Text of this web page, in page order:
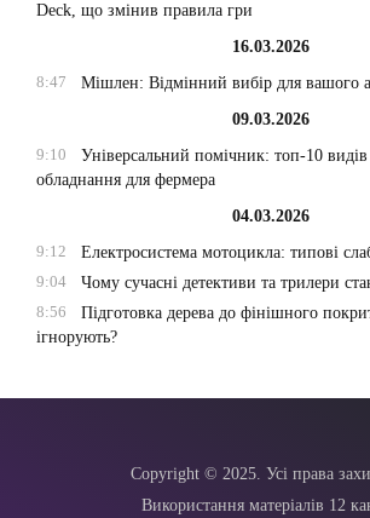
Deck, що змінив правила гри
16.03.2026
8:47
Мішлен: Відмінний вибір для вашого
09.03.2026
9:10
Універсальний помічник: топ-10 видів
обладнання для фермера
04.03.2026
9:12
Електросистема мотоцикла: типові
9:04
Чому сучасні детективи та трилери
8:56
Підготовка дерева до фінішного
ігнорують?
Copyright © 2025. Усі права
Використання матеріалів 12